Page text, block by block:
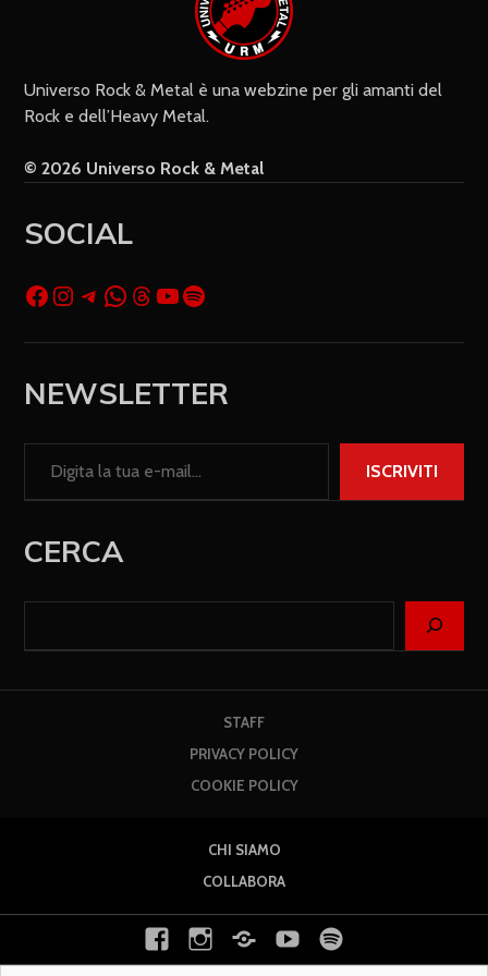
Universo Rock & Metal è una webzine per gli amanti del
Rock e dell’Heavy Metal.
© 2026 Universo Rock & Metal
SOCIAL
NEWSLETTER
ISCRIVITI
CERCA
STAFF
PRIVACY POLICY
COOKIE POLICY
CHI SIAMO
COLLABORA